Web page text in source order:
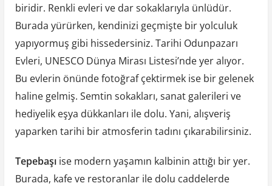
biridir. Renkli evleri ve dar sokaklarıyla ünlüdür.
Burada yürürken, kendinizi geçmişte bir yolculuk
yapıyormuş gibi hissedersiniz. Tarihi Odunpazarı
Evleri, UNESCO Dünya Mirası Listesi’nde yer alıyor.
Bu evlerin önünde fotoğraf çektirmek ise bir gelenek
haline gelmiş. Semtin sokakları, sanat galerileri ve
hediyelik eşya dükkanları ile dolu. Yani, alışveriş
yaparken tarihi bir atmosferin tadını çıkarabilirsiniz.
Tepebaşıise modern yaşamın kalbinin attığı bir yer.
Burada, kafe ve restoranlar ile dolu caddelerde